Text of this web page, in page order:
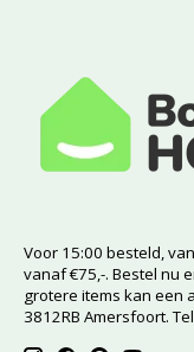
Voor 15:00 besteld,
vanaf €75,-. Bestel nu
grotere items kan een
3812RB Amersfoort.